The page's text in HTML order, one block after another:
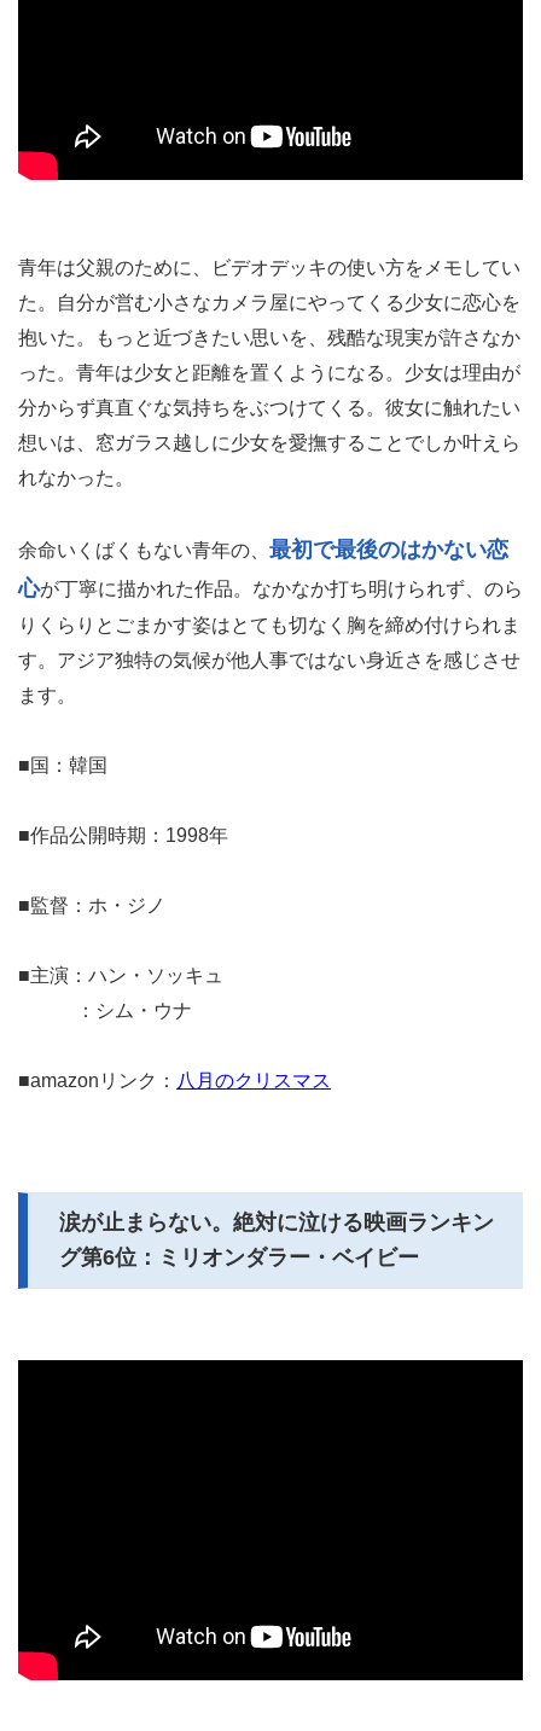
青年は父親のために、ビデオデッキの使い方をメモしてい
た。自分が営む小さなカメラ屋にやってくる少女に恋心を
抱いた。もっと近づきたい思いを、残酷な現実が許さなか
った。青年は少女と距離を置くようになる。少女は理由が
分からず真直ぐな気持ちをぶつけてくる。彼女に触れたい
想いは、窓ガラス越しに少女を愛撫することでしか叶えら
れなかった。
余命いくばくもない青年の、 最初で最後のはかない恋
心が丁寧に描かれた作品。なかなか打ち明けられず、のら
りくらりとごまかす姿はとても切なく胸を締め付けられま
す。アジア独特の気候が他人事ではない身近さを感じさせ
ます。
■国：韓国
■作品公開時期：1998年
■監督：ホ・ジノ
■主演：ハン・ソッキュ
：シム・ウナ
■amazonリンク： 八月のクリスマス
涙が止まらない。絶対に泣ける映画ランキン
グ第6位：ミリオンダラー・ベイビー